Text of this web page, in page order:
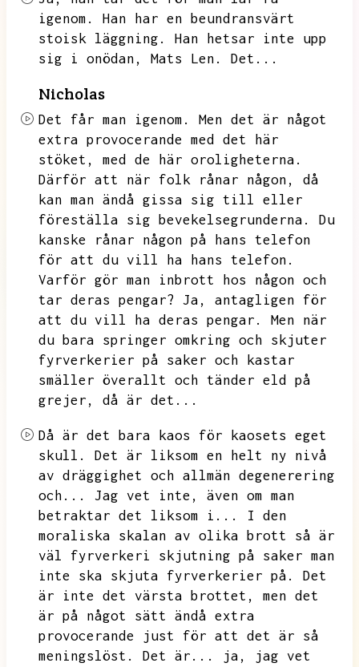
igenom.
Han har en beundransvärt
stoisk läggning.
Han hetsar inte upp
sig i onödan,
Mats Len. Det...
Nicholas
Det får man igenom.
Men det är något
extra provocerande med det här
stöket,
med de här oroligheterna.
Därför att när folk rånar någon,
då
kan man ändå gissa sig till eller
föreställa sig bevekelsegrunderna.
Du
kanske rånar någon på hans telefon
för att du vill ha hans telefon.
Varför gör man inbrott hos någon och
tar deras pengar? Ja,
antagligen för
att du vill ha deras pengar.
Men när
du bara springer omkring och skjuter
fyrverkerier på saker och kastar
smäller överallt och tänder eld på
grejer,
då är det...
Då är det bara kaos för kaosets eget
skull.
Det är liksom en helt ny nivå
av dräggighet och allmän degenerering
och...
Jag vet inte,
även om man
betraktar det liksom i...
I den
moraliska skalan av olika brott så är
väl fyrverkeri skjutning på saker man
inte ska skjuta fyrverkerier på.
Det
är inte det värsta brottet,
men det
är på något sätt ändå extra
provocerande just för att det är så
meningslöst.
Det är... ja,
jag vet